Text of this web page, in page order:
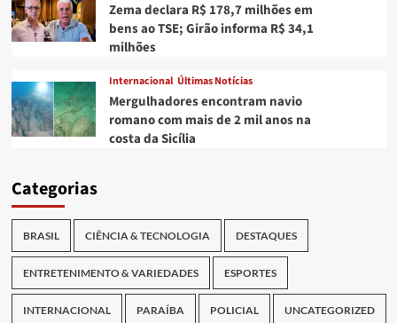
Zema declara R$ 178,7 milhões em
bens ao TSE; Girão informa R$ 34,1
milhões
Internacional Últimas Notícias
Mergulhadores encontram navio
romano com mais de 2 mil anos na
costa da Sicília
Categorias
BRASIL CIÊNCIA & TECNOLOGIA DESTAQUES
ENTRETENIMENTO & VARIEDADES ESPORTES
INTERNACIONAL PARAÍBA POLICIAL UNCATEGORIZED